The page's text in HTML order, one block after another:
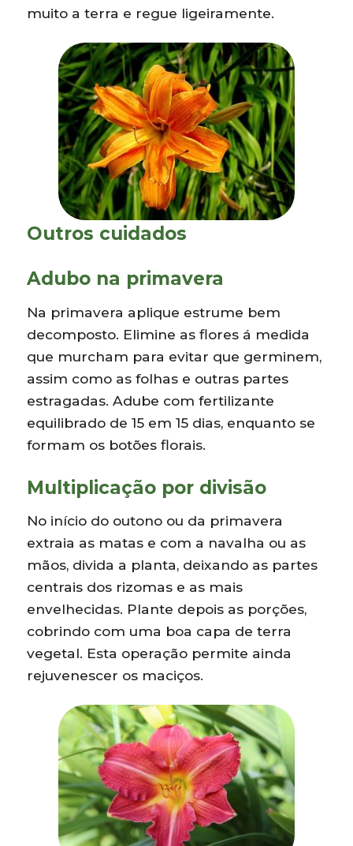
muito a terra e regue ligeiramente.
Outros cuidados
Adubo na primavera
Na primavera aplique estrume bem
decomposto. Elimine as flores á medida
que murcham para evitar que germinem,
assim como as folhas e outras partes
estragadas. Adube com fertilizante
equilibrado de 15 em 15 dias, enquanto se
formam os botões florais.
Multiplicação por divisão
No início do outono ou da primavera
extraia as matas e com a navalha ou as
mãos, divida a planta, deixando as partes
centrais dos rizomas e as mais
envelhecidas. Plante depois as porções,
cobrindo com uma boa capa de terra
vegetal. Esta operação permite ainda
rejuvenescer os maciços.